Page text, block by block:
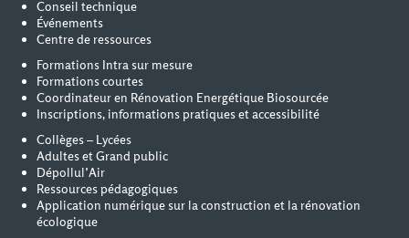
Conseil technique
Événements
Centre de ressources
Formations Intra sur mesure
Formations courtes
Coordinateur en Rénovation Energétique Biosourcée
Inscriptions, informations pratiques et accessibilité
Collèges – Lycées
Adultes et Grand public
Dépollul’Air
Ressources pédagogiques
Application numérique sur la construction et la rénovation
écologique